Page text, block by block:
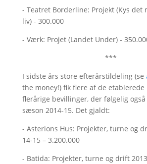
- Teatret Borderline: Projekt (Kys det
liv) - 300.000
- Værk: Projet (Landet Under) -
***
I sidste års store efterårstildeling (se
the money!) fik flere af de
flerårige bevillinger, der følgelig
sæson 2014-15. Det gjaldt:
- Asterions Hus: Projekter, turne og
14-15 – 3.200.000
- Batida: Projekter, turne og drift